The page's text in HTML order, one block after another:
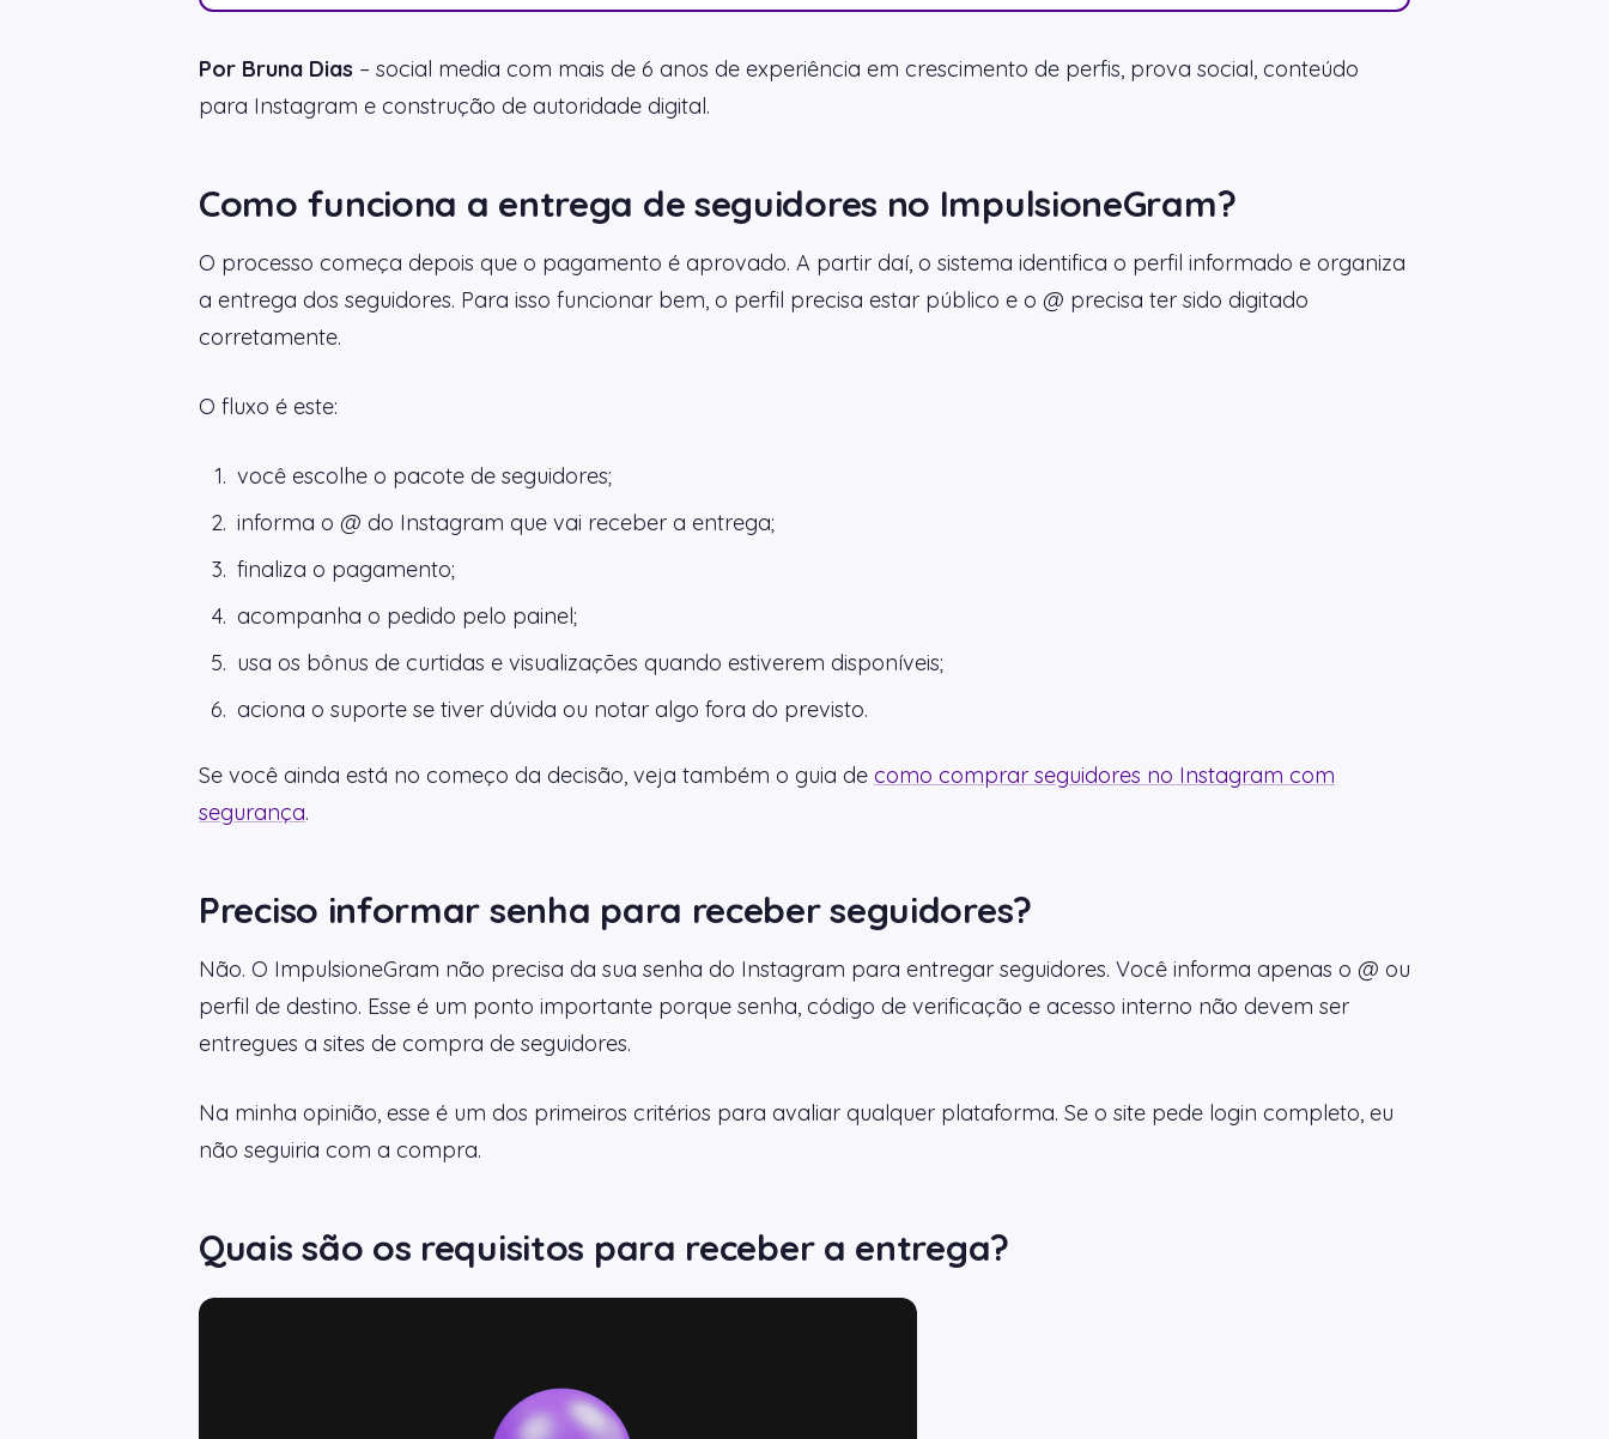
Por Bruna Dias – social media com mais de 6 anos de experiência em crescimento de perfis, prova social, conteúdo
para Instagram e construção de autoridade digital.
Como funciona a entrega de seguidores no ImpulsioneGram?
O processo começa depois que o pagamento é aprovado. A partir daí, o sistema identifica o perfil informado e organiza
a entrega dos seguidores. Para isso funcionar bem, o perfil precisa estar público e o @ precisa ter sido digitado
corretamente.
O fluxo é este:
você escolhe o pacote de seguidores;
informa o @ do Instagram que vai receber a entrega;
finaliza o pagamento;
acompanha o pedido pelo painel;
usa os bônus de curtidas e visualizações quando estiverem disponíveis;
aciona o suporte se tiver dúvida ou notar algo fora do previsto.
Se você ainda está no começo da decisão, veja também o guia de como comprar seguidores no Instagram com
segurança.
Preciso informar senha para receber seguidores?
Não. O ImpulsioneGram não precisa da sua senha do Instagram para entregar seguidores. Você informa apenas o @ ou
perfil de destino. Esse é um ponto importante porque senha, código de verificação e acesso interno não devem ser
entregues a sites de compra de seguidores.
Na minha opinião, esse é um dos primeiros critérios para avaliar qualquer plataforma. Se o site pede login completo, eu
não seguiria com a compra.
Quais são os requisitos para receber a entrega?